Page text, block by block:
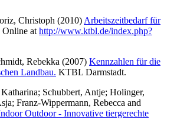
Christoph (2010) Arbeitszeitbedarf für
Online at http://www.ktbl.de/index.php?
Rebekka (2007) Kennzahlen für die
Landbau. KTBL Darmstadt.
; Schubbert, Antje; Holinger,
; Franz-Wippermann, Rebecca and
Outdoor - Innovative tiergerechte